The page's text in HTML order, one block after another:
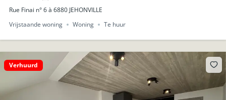
Rue Finai n° 6 à 6880 JEHONVILLE
Vrijstaande woning
Woning Te huur
Verhuurd